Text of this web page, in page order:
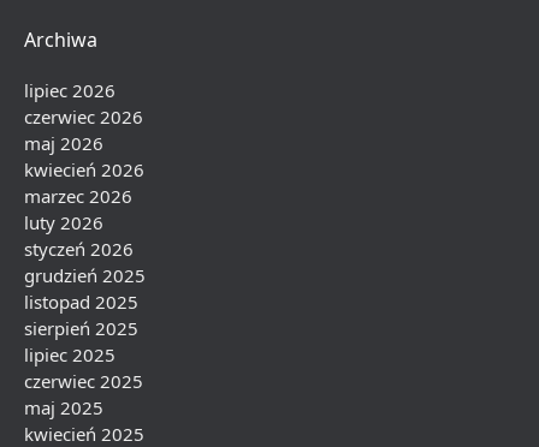
Archiwa
lipiec 2026
czerwiec 2026
maj 2026
kwiecień 2026
marzec 2026
luty 2026
styczeń 2026
grudzień 2025
listopad 2025
sierpień 2025
lipiec 2025
czerwiec 2025
maj 2025
kwiecień 2025